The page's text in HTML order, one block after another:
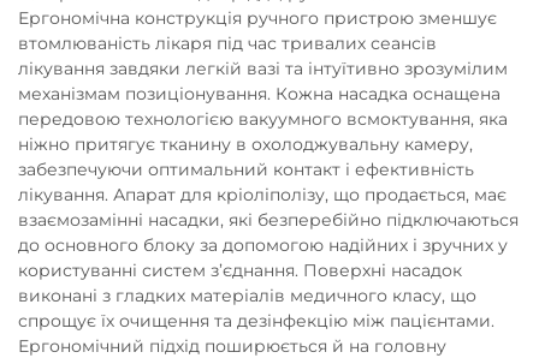
Ергономічна конструкція ручного пристрою зменшує
втомлюваність лікаря під час тривалих сеансів
лікування завдяки легкій вазі та інтуїтивно зрозумілим
механізмам позиціонування. Кожна насадка оснащена
передовою технологією вакуумного всмоктування, яка
ніжно притягує тканину в охолоджувальну камеру,
забезпечуючи оптимальний контакт і ефективність
лікування. Апарат для кріоліполізу, що продається, має
взаємозамінні насадки, які безперебійно підключаються
до основного блоку за допомогою надійних і зручних у
користуванні систем з’єднання. Поверхні насадок
виконані з гладких матеріалів медичного класу, що
спрощує їх очищення та дезінфекцію між пацієнтами.
Ергономічний підхід поширюється й на головну